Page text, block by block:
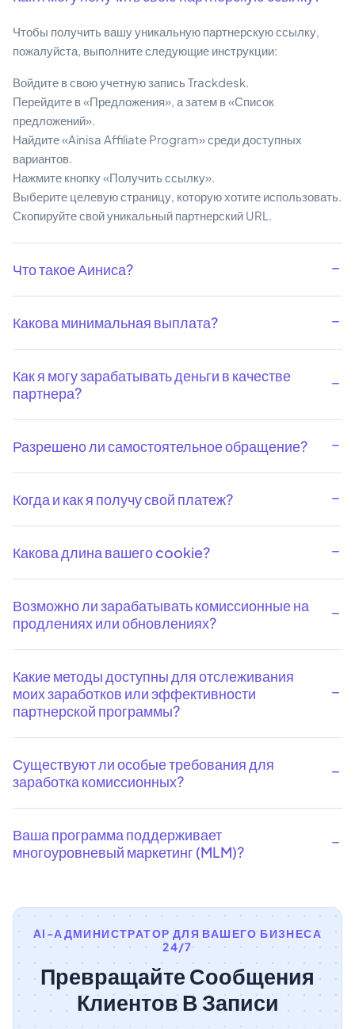
Чтобы получить вашу уникальную партнерскую ссылку,
пожалуйста, выполните следующие инструкции:
Войдите в свою учетную запись Trackdesk.
Перейдите в «Предложения», а затем в «Список
предложений».
Найдите «Ainisa Affiliate Program» среди доступных
вариантов.
Нажмите кнопку «Получить ссылку».
Выберите целевую страницу, которую хотите использовать.
Скопируйте свой уникальный партнерский URL.
Что такое Аиниса?
Какова минимальная выплата?
Как я могу зарабатывать деньги в качестве
партнера?
Разрешено ли самостоятельное обращение?
Когда и как я получу свой платеж?
Какова длина вашего cookie?
Возможно ли зарабатывать комиссионные на
продлениях или обновлениях?
Какие методы доступны для отслеживания
моих заработков или эффективности
партнерской программы?
Существуют ли особые требования для
заработка комиссионных?
Ваша программа поддерживает
многоуровневый маркетинг (MLM)?
AI-АДМИНИСТРАТОР ДЛЯ ВАШЕГО БИЗНЕСА
24/7
Превращайте Сообщения
Клиентов В Записи